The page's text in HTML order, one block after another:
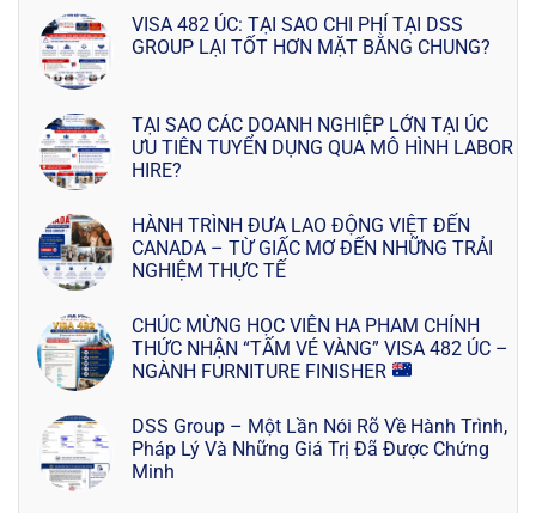
VISA 482 ÚC: TẠI SAO CHI PHÍ TẠI DSS
GROUP LẠI TỐT HƠN MẶT BẰNG CHUNG?
TẠI SAO CÁC DOANH NGHIỆP LỚN TẠI ÚC
ƯU TIÊN TUYỂN DỤNG QUA MÔ HÌNH LABOR
HIRE?
HÀNH TRÌNH ĐƯA LAO ĐỘNG VIỆT ĐẾN
CANADA – TỪ GIẤC MƠ ĐẾN NHỮNG TRẢI
NGHIỆM THỰC TẾ
CHÚC MỪNG HỌC VIÊN HA PHAM CHÍNH
THỨC NHẬN “TẤM VÉ VÀNG” VISA 482 ÚC –
NGÀNH FURNITURE FINISHER
DSS Group – Một Lần Nói Rõ Về Hành Trình,
Pháp Lý Và Những Giá Trị Đã Được Chứng
Minh